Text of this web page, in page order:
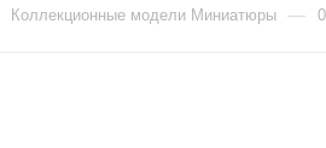
Коллекционные модели Миниатюры —